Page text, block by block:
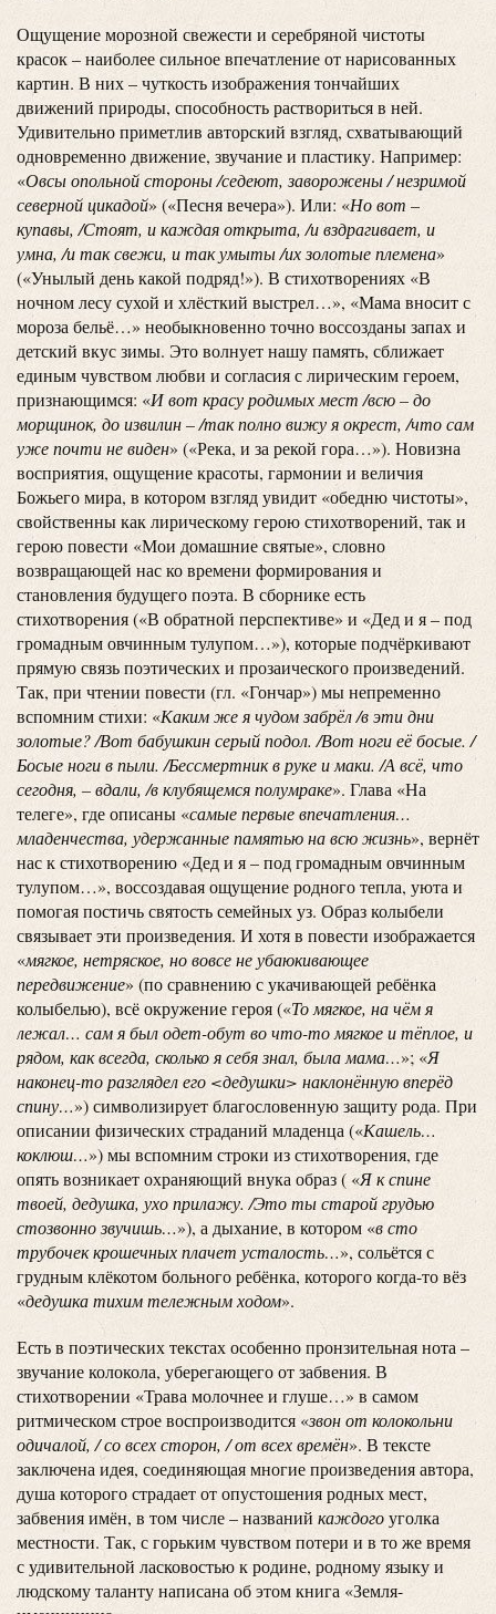
Ощущение морозной свежести и серебряной чистоты
красок – наиболее сильное впечатление от нарисованных
картин. В них – чуткость изображения тончайших
движений природы, способность раствориться в ней.
Удивительно приметлив авторский взгляд, схватывающий
одновременно движение, звучание и пластику. Например:
«Овсы опольной стороны /седеют, заворожены / незримой
северной цикадой» («Песня вечера»). Или: «Но вот –
купавы, /Стоят, и каждая открыта, /и вздрагивает, и
умна, /и так свежи, и так умыты /их золотые племена»
(«Унылый день какой подряд!»). В стихотворениях «В
ночном лесу сухой и хлёсткий выстрел…», «Мама вносит с
мороза бельё…» необыкновенно точно воссозданы запах и
детский вкус зимы. Это волнует нашу память, сближает
единым чувством любви и согласия с лирическим героем,
признающимся: «И вот красу родимых мест /всю – до
морщинок, до извилин – /так полно вижу я окрест, /что сам
уже почти не виден» («Река, и за рекой гора…»). Новизна
восприятия, ощущение красоты, гармонии и величия
Божьего мира, в котором взгляд увидит «обедню чистоты»,
свойственны как лирическому герою стихотворений, так и
герою повести «Мои домашние святые», словно
возвращающей нас ко времени формирования и
становления будущего поэта. В сборнике есть
стихотворения («В обратной перспективе» и «Дед и я – под
громадным овчинным тулупом…»), которые подчёркивают
прямую связь поэтических и прозаического произведений.
Так, при чтении повести (гл. «Гончар») мы непременно
вспомним стихи: «Каким же я чудом забрёл /в эти дни
золотые? /Вот бабушкин серый подол. /Вот ноги её босые. /
Босые ноги в пыли. /Бессмертник в руке и маки. /А всё, что
сегодня, – вдали, /в клубящемся полумраке». Глава «На
телеге», где описаны «самые первые впечатления…
младенчества, удержанные памятью на всю жизнь», вернёт
нас к стихотворению «Дед и я – под громадным овчинным
тулупом…», воссоздавая ощущение родного тепла, уюта и
помогая постичь святость семейных уз. Образ колыбели
связывает эти произведения. И хотя в повести изображается
«мягкое, нетряское, но вовсе не убаюкивающее
передвижение» (по сравнению с укачивающей ребёнка
колыбелью), всё окружение героя («То мягкое, на чём я
лежал… сам я был одет-обут во что-то мягкое и тёплое, и
рядом, как всегда, сколько я себя знал, была мама…»; «Я
наконец-то разглядел его <дедушки> наклонённую вперёд
спину…») символизирует благословенную защиту рода. При
описании физических страданий младенца («Кашель…
коклюш…») мы вспомним строки из стихотворения, где
опять возникает охраняющий внука образ ( «Я к спине
твоей, дедушка, ухо прилажу. /Это ты старой грудью
стозвонно звучишь…»), а дыхание, в котором «в сто
трубочек крошечных плачет усталость…», сольётся с
грудным клёкотом больного ребёнка, которого когда-то вёз
«дедушка тихим тележным ходом».
Есть в поэтических текстах особенно пронзительная нота –
звучание колокола, уберегающего от забвения. В
стихотворении «Трава молочнее и глуше…» в самом
ритмическом строе воспроизводится «звон от колокольни
одичалой, / со всех сторон, / от всех времён». В тексте
заключена идея, соединяющая многие произведения автора,
душа которого страдает от опустошения родных мест,
забвения имён, в том числе – названий каждогоуголка
местности. Так, с горьким чувством потери и в то же время
с удивительной ласковостью к родине, родному языку и
людскому таланту написана об этом книга «Земля-